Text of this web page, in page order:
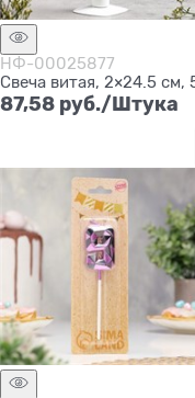
НФ-00025877
Свеча витая, 2×24.5 см,
87,58 руб./Штука